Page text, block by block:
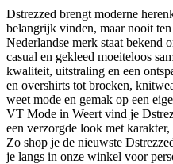
Dstrezzed brengt moderne
belangrijk vinden, maar nooit
Nederlandse merk staat bekend
casual en gekleed moeiteloos
kwaliteit, uitstraling en een
en overshirts tot broeken,
weet mode en gemak op een
VT Mode in Weert vind je
een verzorgde look met
Zo shop je de nieuwste
je langs in onze winkel voor